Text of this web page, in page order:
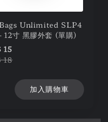
Unlimited SLP4
12寸 黑膠外套 (單購)
15
18
加入購物車